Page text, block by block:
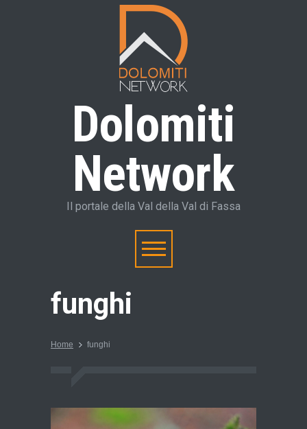
Dolomiti
Network
Il portale della Val della Val di Fassa
funghi
Home funghi